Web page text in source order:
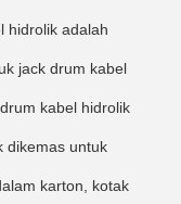
hidrolik adalah
jack drum kabel
kabel hidrolik
dikemas untuk
karton, kotak